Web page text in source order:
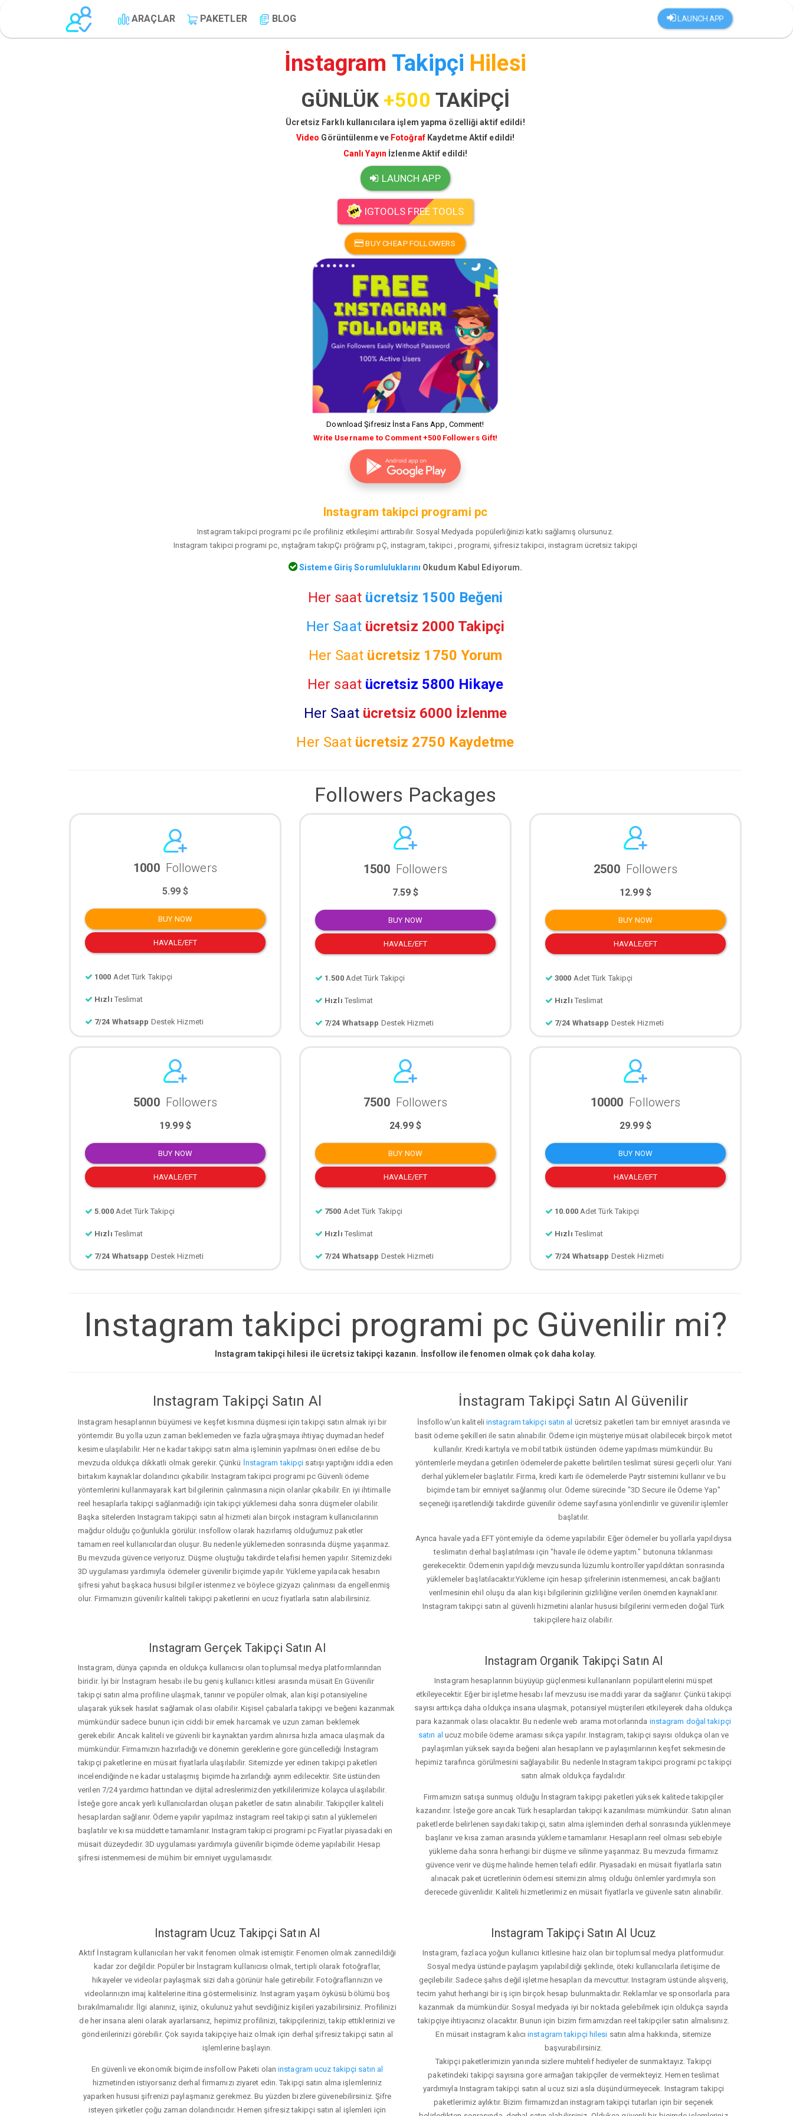
LAUNCH APP
ARAÇLAR PAKETLER BLOG
İnstagram Takipçi Hilesi
GÜNLÜK +500 TAKİPÇİ
Ücretsiz Farklı kullanıcılara işlem yapma özelliği aktif edildi!
Video Görüntülenme ve Fotoğraf Kaydetme Aktif edildi!
Canlı Yayın İzlenme Aktif edildi!
LAUNCH APP
IGTOOLS FREE TOOLS
BUY CHEAP FOLLOWERS
Download Şifresiz İnsta Fans App, Comment!
Write Username to Comment +500 Followers Gift!
Instagram takipci programi pc
Instagram takipci programi pc ile profiliniz etkileşimi arttırabilir. Sosyal Medyada popülerliğinizi katkı sağlamış olursunuz.
Instagram takipci programi pc, ınştağram takıpÇı pröğramı pÇ, instagram, takipci , programi, şifresiz takipci, instagram ücretsiz takipçi
Sisteme Giriş Sorumluluklarını Okudum Kabul Ediyorum.
Her saat ücretsiz 1500 Beğeni
Her Saat ücretsiz 2000 Takipçi
Her Saat ücretsiz 1750 Yorum
Her saat ücretsiz 5800 Hikaye
Her Saat ücretsiz 6000 İzlenme
Her Saat ücretsiz 2750 Kaydetme
Followers Packages
1000 Followers
5.99 $
BUY NOW
HAVALE/EFT
1000 Adet Türk Takipçi
Hızlı Teslimat
7/24 Whatsapp Destek Hizmeti
1500 Followers
7.59 $
BUY NOW
HAVALE/EFT
1.500 Adet Türk Takipçi
Hızlı Teslimat
7/24 Whatsapp Destek Hizmeti
2500 Followers
12.99 $
BUY NOW
HAVALE/EFT
3000 Adet Türk Takipçi
Hızlı Teslimat
7/24 Whatsapp Destek Hizmeti
5000 Followers
19.99 $
BUY NOW
HAVALE/EFT
5.000 Adet Türk Takipçi
Hızlı Teslimat
7/24 Whatsapp Destek Hizmeti
7500 Followers
24.99 $
BUY NOW
HAVALE/EFT
7500 Adet Türk Takipçi
Hızlı Teslimat
7/24 Whatsapp Destek Hizmeti
10000 Followers
29.99 $
BUY NOW
HAVALE/EFT
10.000 Adet Türk Takipçi
Hızlı Teslimat
7/24 Whatsapp Destek Hizmeti
Instagram takipci programi pc Güvenilir mi?
Instagram takipçi hilesi ile ücretsiz takipçi kazanın. İnsfollow ile fenomen olmak çok daha kolay.
Instagram Takipçi Satın Al
Instagram hesaplarının büyümesi ve keşfet kısmına düşmesi için takipçi satın almak iyi bir
yöntemdir. Bu yolla uzun zaman beklemeden ve fazla uğraşmaya ihtiyaç duymadan hedef
kesime ulaşılabilir. Her ne kadar takipçi satın alma işleminin yapılması öneri edilse de bu
mevzuda oldukça dikkatli olmak gerekir. Çünkü İnstagram takipçi satışı yaptığını iddia eden
birtakım kaynaklar dolandırıcı çıkabilir. Instagram takipci programi pc Güvenli ödeme
yöntemlerini kullanmayarak kart bilgilerinin çalınmasına niçin olanlar çıkabilir. En iyi ihtimalle
reel hesaplarla takipçi sağlanmadığı için takipçi yüklemesi daha sonra düşmeler olabilir.
Başka sitelerden Instagram takipçi satın al hizmeti alan birçok instagram kullanıcılarının
mağdur olduğu çoğunlukla görülür. insfollow olarak hazırlamış olduğumuz paketler
tamamen reel kullanıcılardan oluşur. Bu nedenle yüklemeden sonrasında düşme yaşanmaz.
Bu mevzuda güvence veriyoruz. Düşme oluştuğu takdirde telafisi hemen yapılır. Sitemizdeki
3D uygulaması yardımıyla ödemeler güvenilir biçimde yapılır. Yükleme yapılacak hesabın
şifresi yahut başkaca hususi bilgiler istenmez ve böylece gizyazı çalınması da engellenmiş
olur. Firmamızın güvenilir kaliteli takipçi paketlerini en ucuz fiyatlarla satın alabilirsiniz.
İnstagram Takipçi Satın Al Güvenilir
İnsfollow'un kaliteli instagram takipçi satın al ücretsiz paketleri tam bir emniyet arasında ve
basit ödeme şekilleri ile satın alınabilir. Ödeme için müşteriye müsait olabilecek birçok metot
kullanılır. Kredi kartıyla ve mobil tatbik üstünden ödeme yapılması mümkündür. Bu
yöntemlerle meydana getirilen ödemelerde pakette belirtilen teslimat süresi geçerli olur. Yani
derhal yüklemeler başlatılır. Firma, kredi kartı ile ödemelerde Paytr sistemini kullanır ve bu
biçimde tam bir emniyet sağlanmış olur. Ödeme sürecinde "3D Secure ile Ödeme Yap"
seçeneği işaretlendiği takdirde güvenilir ödeme sayfasına yönlendirilir ve güvenilir işlemler
başlatılır.
Ayrıca havale yada EFT yöntemiyle da ödeme yapılabilir. Eğer ödemeler bu yollarla yapıldıysa
teslimatın derhal başlatılması için "havale ile ödeme yaptım." butonuna tıklanması
gerekecektir. Ödemenin yapıldığı mevzusunda lüzumlu kontroller yapıldıktan sonrasında
yüklemeler başlatılacaktır.Yükleme için hesap şifrelerinin istenmemesi, ancak bağlantı
verilmesinin ehil oluşu da alan kişi bilgilerinin gizliliğine verilen önemden kaynaklanır.
Instagram takipçi satın al güvenli hizmetini alanlar hususi bilgilerini vermeden doğal Türk
takipçilere haiz olabilir.
Instagram Gerçek Takipçi Satın Al
Instagram, dünya çapında en oldukça kullanıcısı olan toplumsal medya platformlarından
biridir. İyi bir İnstagram hesabı ile bu geniş kullanıcı kitlesi arasında müsait En Güvenilir
takipçi satın alma profiline ulaşmak, tanınır ve popüler olmak, alan kişi potansiyeline
ulaşarak yüksek hasılat sağlamak olası olabilir. Kişisel çabalarla takipçi ve beğeni kazanmak
mümkündür sadece bunun için ciddi bir emek harcamak ve uzun zaman beklemek
gerekebilir. Ancak kaliteli ve güvenli bir kaynaktan yardım alınırsa hızla amaca ulaşmak da
mümkündür. Firmamızın hazırladığı ve dönemin gereklerine gore güncellediği İnstagram
takipçi paketlerine en müsait fiyatlarla ulaşılabilir. Sitemizde yer edinen takipçi paketleri
incelendiğinde ne kadar ustalaşmış biçimde hazırlandığı ayrım edilecektir. Site üstünden
verilen 7/24 yardımcı hattından ve dijital adreslerimizden yetkililerimize kolayca ulaşılabilir.
İsteğe gore ancak yerli kullanıcılardan oluşan paketler de satın alınabilir. Takipçiler kaliteli
hesaplardan sağlanır. Ödeme yapılır yapılmaz instagram reel takipçi satın al yüklemeleri
başlatılır ve kısa müddette tamamlanır. Instagram takipci programi pc Fiyatlar piyasadaki en
müsait düzeydedir. 3D uygulaması yardımıyla güvenilir biçimde ödeme yapılabilir. Hesap
şifresi istenmemesi de mühim bir emniyet uygulamasıdır.
Instagram Organik Takipçi Satın Al
Instagram hesaplarının büyüyüp güçlenmesi kullananların popülaritelerini müspet
etkileyecektir. Eğer bir işletme hesabı laf mevzusu ise maddi yarar da sağlanır. Çünkü takipçi
sayısı arttıkça daha oldukça insana ulaşmak, potansiyel müşterileri etkileyerek daha oldukça
para kazanmak olası olacaktır. Bu nedenle web arama motorlarında instagram doğal takipçi
satın al ucuz mobile ödeme araması sıkça yapılır. Instagram, takipçi sayısı oldukça olan ve
paylaşımları yüksek sayıda beğeni alan hesapların ve paylaşımlarının keşfet sekmesinde
hepimiz tarafınca görülmesini sağlayabilir. Bu nedenle Instagram takipci programi pc takipçi
satın almak oldukça faydalıdır.
Firmamızın satışa sunmuş olduğu İnstagram takipçi paketleri yüksek kalitede takipçiler
kazandırır. İsteğe gore ancak Türk hesaplardan takipçi kazanılması mümkündür. Satın alınan
paketlerde belirlenen sayıdaki takipçi, satın alma işleminden derhal sonrasında yüklenmeye
başlanır ve kısa zaman arasında yükleme tamamlanır. Hesapların reel olması sebebiyle
yükleme daha sonra herhangi bir düşme ve silinme yaşanmaz. Bu mevzuda firmamız
güvence verir ve düşme halinde hemen telafi edilir. Piyasadaki en müsait fiyatlarla satın
alınacak paket ücretlerinin ödemesi sitemizin almış olduğu önlemler yardımıyla son
derecede güvenlidir. Kaliteli hizmetlerimiz en müsait fiyatlarla ve güvenle satın alınabilir.
Instagram Ucuz Takipçi Satın Al
Aktif İnstagram kullanıcıları her vakit fenomen olmak istemiştir. Fenomen olmak zannedildiği
kadar zor değildir. Popüler bir İnstagram kullanıcısı olmak, tertipli olarak fotoğraflar,
hikayeler ve videolar paylaşmak sizi daha görünür hale getirebilir. Fotoğraflarınızın ve
videolarınızın imaj kalitelerine itina göstermelisiniz. Instagram yaşam öyküsü bölümü boş
bırakılmamalıdır. İlgi alanınız, işiniz, okulunuz yahut sevdiğiniz kişileri yazabilirsiniz. Profilinizi
de her insana aleni olarak ayarlarsanız, hepimiz profilinizi, takipçilerinizi, takip ettiklerinizi ve
gönderilerinizi görebilir. Çok sayıda takipçiye haiz olmak için derhal şifresiz takipçi satın al
işlemlerine başlayın.
En güvenli ve ekonomik biçimde insfollow Paketi olaninstagram ucuz takipçi satın al
hizmetinden istiyorsanız derhal firmamızı ziyaret edin. Takipçi satın alma işlemleriniz
yaparken hususi şifrenizi paylaşmanız gerekmez. Bu yüzden bizlere güvenebilirsiniz. Şifre
isteyen şirketler çoğu zaman dolandırıcıdır. Hemen şifresiz takipçi satın al işlemleri için
Instagram Takipçi Satın Al Ucuz
Instagram, fazlaca yoğun kullanıcı kitlesine haiz olan bir toplumsal medya platformudur.
Sosyal medya üstünde paylaşım yapılabildiği şeklinde, öteki kullanıcılarla iletişime de
geçilebilir. Sadece şahıs değil işletme hesapları da mevcuttur. Instagram üstünde alışveriş,
tecim yahut herhangi bir iş için birçok hesap bulunmaktadır. Reklamlar ve sponsorlarla para
kazanmak da mümkündür. Sosyal medyada iyi bir noktada gelebilmek için oldukça sayıda
takipçiye ihtiyacınız olacaktır. Bunun için bizim firmamızdan reel takipçiler satın almalısınız.
En müsait instagram kalıcıinstagram takipçi hilesi satın alma hakkında, sitemize
başvurabilirsiniz.
Takipçi paketlerimizin yanında sizlere muhtelif hediyeler de sunmaktayız. Takipçi
paketindeki takipçi sayısına gore armağan takipçiler de vermekteyiz. Hemen teslimat
yardımıyla Instagram takipçi satın al ucuz sizi asla düşündürmeyecek. Instagram takipçi
paketlerimiz aylıktır. Bizim firmamızdan instagram takipçi tutarları için bir seçenek